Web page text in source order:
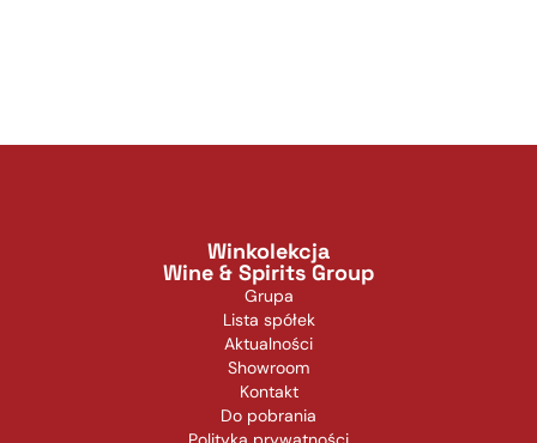
Winkolekcja
Wine & Spirits Group
Grupa
Lista spółek
Aktualności
Showroom
Kontakt
Do pobrania